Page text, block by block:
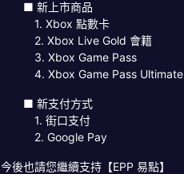
■ 新上市商品
1. Xbox 點數卡
2. Xbox Live Gold 會籍
3. Xbox Game Pass
4. Xbox Game Pass Ultimate
■ 新支付方式
1. 街口支付
2. Google Pay
今後也請您繼續支持【EPP 易點】